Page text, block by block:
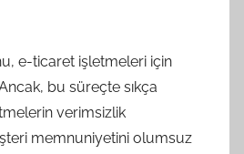
e-ticaret işletmeleri için
bu süreçte sıkça
verimsizlik
memnuniyetini olumsuz